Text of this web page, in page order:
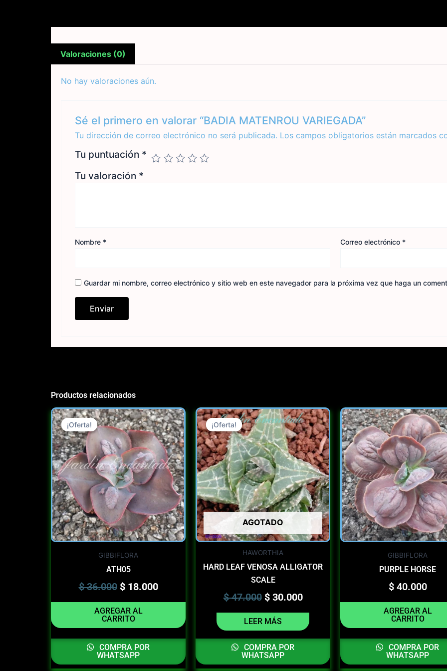
Valoraciones (0)
No hay valoraciones aún.
Sé el primero en valorar “BADIA MATENROU VARIEGADA”
Tu dirección de correo electrónico no será publicada. Los campos obligatorios están marcados
Tu puntuación *
Tu valoración *
Nombre * Correo electrónico *
Guardar mi nombre, correo electrónico y sitio web en este navegador para la próxima vez que haga un
Productos relacionados
¡Oferta!
¡Oferta!
GIBBIFLORA
ATH05
$36.000
Original
price
was:
$ 36.000.
$18.000
Current
price
is:
$ 18.000.
AGREGAR AL
CARRITO
COMPRA POR
WHATSAPP
¡Oferta!
AGOTADO
¡Oferta!
HAWORTHIA
HARD LEAF VENOSA ALLIGATOR
SCALE
$47.000
Original
price
was:
$ 47.000.
$30.000
Current
price
is:
$ 30.000.
LEER MÁS
COMPRA POR
WHATSAPP
GIBBIFLORA
PURPLE HORSE
$40.000
AGREGAR AL
CARRITO
COMPRA POR
WHATSAPP